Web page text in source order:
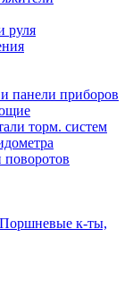
руля
панели приборов
торм. систем
к-ты,